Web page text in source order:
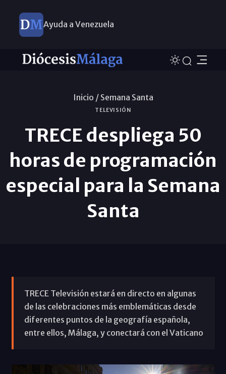
Ayuda a Venezuela
Inicio / Semana Santa
TELEVISIÓN
TRECE despliega 50
horas de programación
especial para la Semana
Santa
TRECE Televisión estará en directo en algunas
de las celebraciones más emblemáticas desde
diferentes puntos de la geografía española,
entre ellos, Málaga, y conectará con el Vaticano